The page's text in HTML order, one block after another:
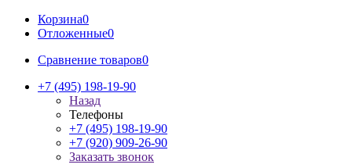
Корзина0
Отложенные0
Сравнение товаров0
+7 (495) 198-19-90
Назад
Телефоны
+7 (495) 198-19-90
+7 (920) 909-26-90
Заказать звонок